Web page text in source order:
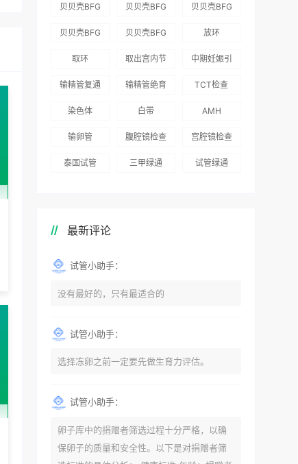
贝贝壳BFG
坦就诊患者
贝贝壳BFG
96.3%，“医
得分最高
贝贝壳BFG
划”：抱娃
贝贝壳BFG
资源库志愿
贝贝壳BFG
海外辅助生
放环
取环
取出宫内节
中期妊娠引
输精管复通
输精管绝育
TCT检查
染色体 白带 AMH
输卵管 腹腔镜检查 宫腔镜检查
泰国试管 三甲绿通 试管绿通
最新评论
试管小助手：
没有最好的，只有最适合的
试管小助手：
选择冻卵之前一定要先做生育力评估。
试管小助手：
卵子库中的捐赠者筛选过程十分严格，以确
保卵子的质量和安全性。以下是对捐赠者筛